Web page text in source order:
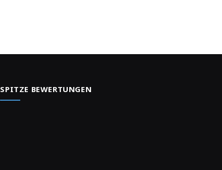
SPITZE BEWERTUNGEN